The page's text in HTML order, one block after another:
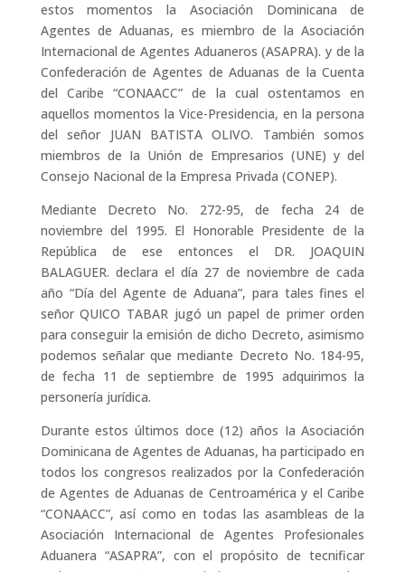
estos momentos la Asociación Dominicana de
Agentes de Aduanas, es miembro de la Asociación
Internacional de Agentes Aduaneros (ASAPRA). y de la
Confederación de Agentes de Aduanas de la Cuenta
del Caribe “CONAACC” de la cual ostentamos en
aquellos momentos la Vice-Presidencia, en la persona
del señor JUAN BATISTA OLIVO. También somos
miembros de Ia Unión de Empresarios (UNE) y del
Consejo Nacional de la Empresa Privada (CONEP).
Mediante Decreto No. 272-95, de fecha 24 de
noviembre del 1995. El Honorable Presidente de la
República de ese entonces el DR. JOAQUIN
BALAGUER. declara el día 27 de noviembre de cada
año “Día del Agente de Aduana”, para tales fines el
señor QUICO TABAR jugó un papel de primer orden
para conseguir la emisión de dicho Decreto, asimismo
podemos señalar que mediante Decreto No. 184-95,
de fecha 11 de septiembre de 1995 adquirimos la
personería jurídica.
Durante estos últimos doce (12) años Ia Asociación
Dominicana de Agentes de Aduanas, ha participado en
todos los congresos realizados por la Confederación
de Agentes de Aduanas de Centroamérica y el Caribe
“CONAACC”, así como en todas las asambleas de la
Asociación Internacional de Agentes Profesionales
Aduanera “ASAPRA”, con el propósito de tecnificar